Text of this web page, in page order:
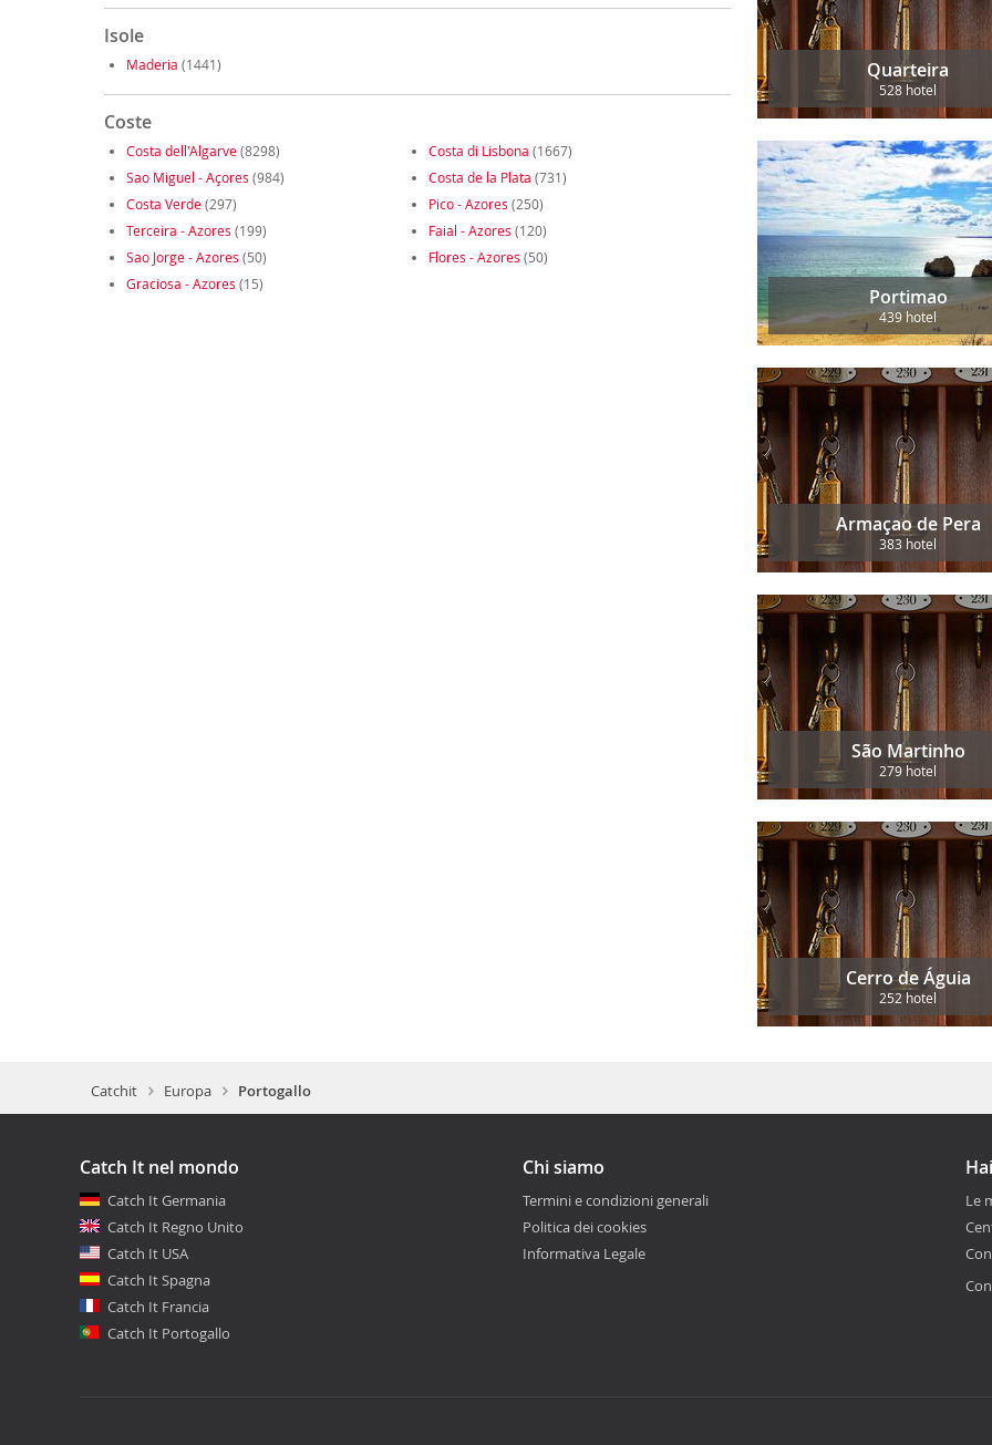
Isole
Maderia (1441)
Coste
Costa dell'Algarve(8298) Costa di Lisbona (1667)
Sao Miguel - Açores (984) Costa de la Plata (731)
Costa Verde(297) Pico - Azores (250)
Terceira - Azores (199) Faial - Azores (120)
Sao Jorge - Azores (50) Flores - Azores (50)
Graciosa - Azores (15)
Quarteira
528 hotel
Portimao
439 hotel
Armaçao de Pera
383 hotel
São Martinho
279 hotel
Cerro de Águia
252 hotel
Catchit Europa Portogallo
Catch It nel mondo
Catch It Germania
Catch It Regno Unito
Catch It USA
Catch It Spagna
Catch It Francia
Catch It Portogallo
Chi siamo
Termini e condizioni generali
Politica dei cookies
Informativa Legale
Le